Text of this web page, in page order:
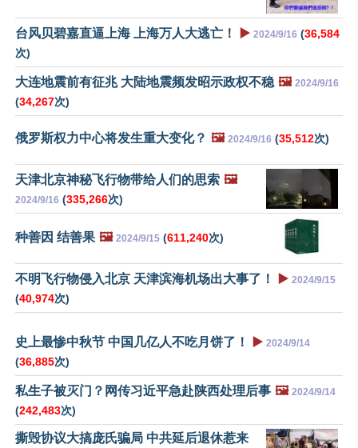
台风贝碧嘉直逼上海 上海万人大逃亡！ ▶️ 2024/9/16 (36,584
次)
大连地震前有征兆 大陆地震频发昭示政权不稳 🖼️ 2024/9/16
(34,267次)
俄罗斯权力中心将发生重大变化？ 🖼️ 2024/9/16 (35,512次)
天津北京神秘飞行物带给人们的思索 🖼️
2024/9/16 (335,266次)
种善因 结善果 🖼️ 2024/9/15 (611,240次)
不明飞行物侵入北京 天津滨海机场出大事了！ ▶️ 2024/9/15
(40,974次)
史上最惨中秋节 中国几亿人不吃月饼了！ ▶️ 2024/9/14
(36,885次)
私生子被灭门？网传习近平急赴陕西处理后事 🖼️ 2024/9/14
(242,483次)
撕毁协议大搞庞氏骗局 中共延后退休惹来